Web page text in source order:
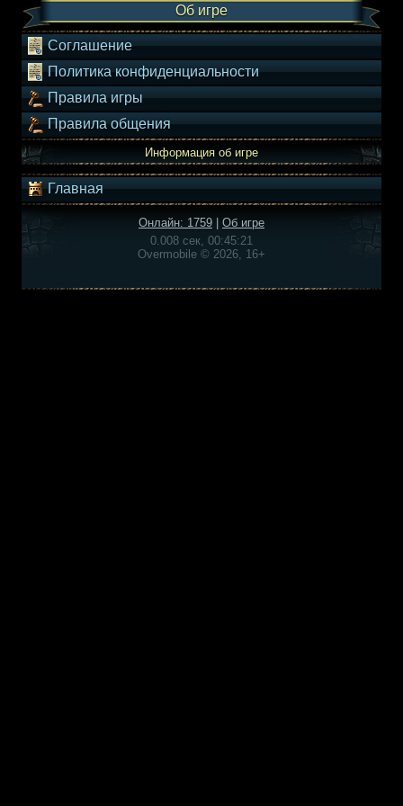
Об игре
Соглашение
Политика конфиденциальности
Правила игры
Правила общения
Информация об игре
Главная
Онлайн: 1759
Об игре
0.008 сек, 00:45:21
Overmobile © 2026, 16+